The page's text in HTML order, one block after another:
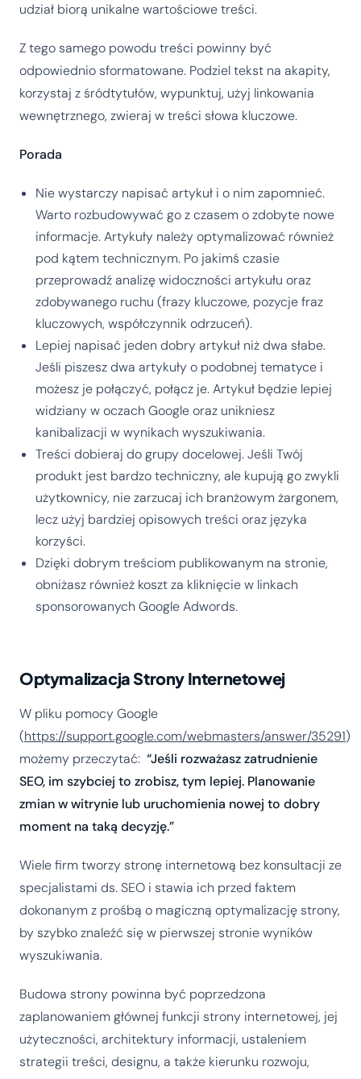
udział biorą unikalne wartościowe treści.
Z tego samego powodu treści powinny być
odpowiednio sformatowane. Podziel tekst na akapity,
korzystaj z śródtytułów, wypunktuj, użyj linkowania
wewnętrznego, zwieraj w treści słowa kluczowe.
Porada
Nie wystarczy napisać artykuł i o nim zapomnieć.
Warto rozbudowywać go z czasem o zdobyte nowe
informacje. Artykuły należy optymalizować również
pod kątem technicznym. Po jakimś czasie
przeprowadź analizę widoczności artykułu oraz
zdobywanego ruchu (frazy kluczowe, pozycje fraz
kluczowych, współczynnik odrzuceń).
Lepiej napisać jeden dobry artykuł niż dwa słabe.
Jeśli piszesz dwa artykuły o podobnej tematyce i
możesz je połączyć, połącz je. Artykuł będzie lepiej
widziany w oczach Google oraz unikniesz
kanibalizacji w wynikach wyszukiwania.
Treści dobieraj do grupy docelowej. Jeśli Twój
produkt jest bardzo techniczny, ale kupują go zwykli
użytkownicy, nie zarzucaj ich branżowym żargonem,
lecz użyj bardziej opisowych treści oraz języka
korzyści.
Dzięki dobrym treściom publikowanym na stronie,
obniżasz również koszt za kliknięcie w linkach
sponsorowanych Google Adwords.
Optymalizacja Strony Internetowej
W pliku pomocy Google
(https://support.google.com/webmasters/answer/35291)
możemy przeczytać: “Jeśli rozważasz zatrudnienie
SEO, im szybciej to zrobisz, tym lepiej. Planowanie
zmian w witrynie lub uruchomienia nowej to dobry
moment na taką decyzję.”
Wiele firm tworzy stronę internetową bez konsultacji ze
specjalistami ds. SEO i stawia ich przed faktem
dokonanym z prośbą o magiczną optymalizację strony,
by szybko znaleźć się w pierwszej stronie wyników
wyszukiwania.
Budowa strony powinna być poprzedzona
zaplanowaniem głównej funkcji strony internetowej, jej
użyteczności, architektury informacji, ustaleniem
strategii treści, designu, a także kierunku rozwoju,